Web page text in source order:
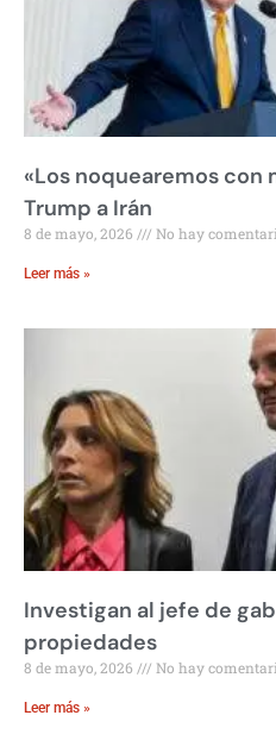
«Los noquearemos con
Trump a Irán
8 de mayo, 2026 No hay
Leer más »
Investigan al jefe de
propiedades
8 de mayo, 2026 No hay
Leer más »